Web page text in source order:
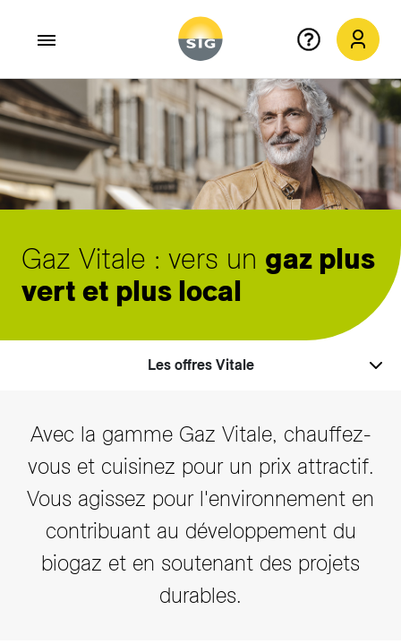
Aller au contenu principal
Gaz Vitale : vers un gaz plus
vert et plus local
Les offres Vitale
Avec la gamme Gaz Vitale, chauffez-
vous et cuisinez pour un prix attractif.
Vous agissez pour l'environnement en
contribuant au développement du
biogaz et en soutenant des projets
durables.